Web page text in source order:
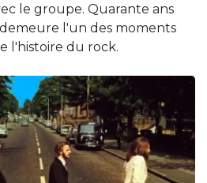
le groupe. Quarante ans
l'un des moments
l'histoire du rock.